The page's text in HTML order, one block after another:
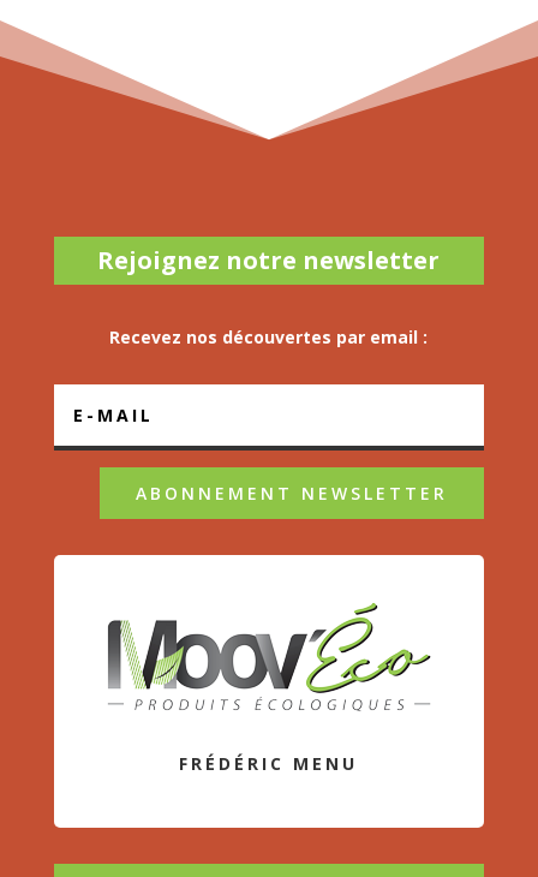
Rejoignez notre newsletter
Recevez nos découvertes par email :
ABONNEMENT NEWSLETTER
FRÉDÉRIC MENU